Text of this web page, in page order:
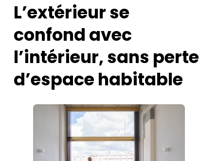
Protection solaire
Rénovation
Sécurité incendie
Software
Travaux ferroviaires
L’extérieur se
confond avec
l’intérieur, sans perte
d’espace habitable